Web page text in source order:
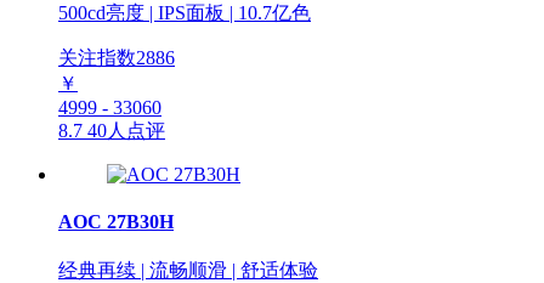
500cd亮度 | IPS面板 | 10.7亿色
关注指数2886
￥
4999 - 33060
8.7 40人点评
AOC 27B30H
经典再续 | 流畅顺滑 | 舒适体验